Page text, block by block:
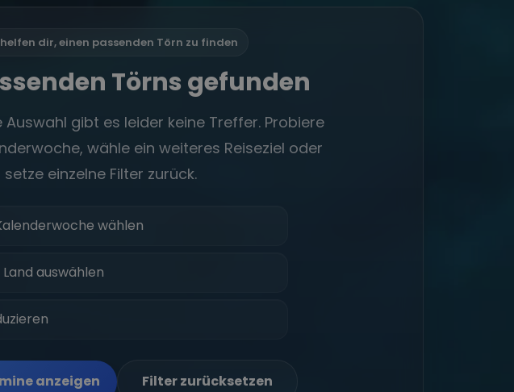
dir, einen passenden Törn zu finden
Törns gefunden
Auswahl gibt es leider keine Treffer. Probiere
wähle ein weiteres Reiseziel oder
setze einzelne Filter zurück.
wählen
auswählen
anzeigen Filter zurücksetzen